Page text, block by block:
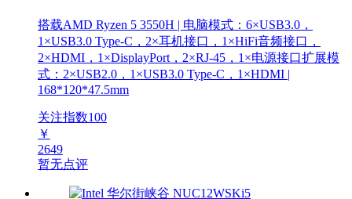
搭载AMD Ryzen 5 3550H | 电脑模式：6×USB3.0，
1×USB3.0 Type-C，2×耳机接口，1×HiFi音频接口，
2×HDMI，1×DisplayPort，2×RJ-45，1×电源接口扩展模
式：2×USB2.0，1×USB3.0 Type-C，1×HDMI |
168*120*47.5mm
关注指数100
￥
2649
暂无点评